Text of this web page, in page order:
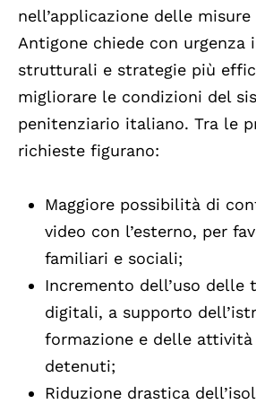
nell’applicazione delle
Antigone chiede con urgenza
strutturali e strategie più
migliorare le condizioni del
penitenziario italiano. Tra le
richieste figurano:
Maggiore possibilità di
video con l’esterno, per
familiari e sociali;
Incremento dell’uso delle
digitali, a supporto
formazione e delle attività
detenuti;
Riduzione drastica